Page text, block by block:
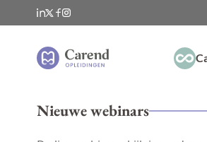
Nieuwe webinars